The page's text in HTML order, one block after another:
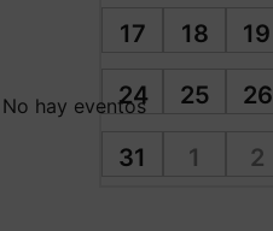
17 18 19
24 25 26
31 1 2
No hay eventos